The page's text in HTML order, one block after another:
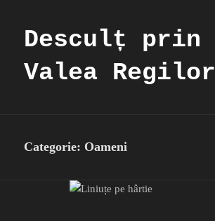
Desculț prin
Valea Regilor
Categorie: Oameni